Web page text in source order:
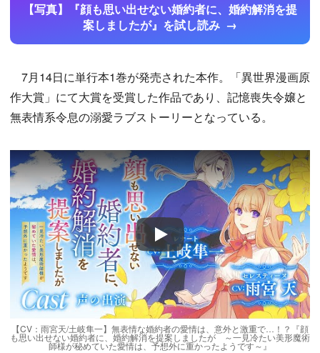
【写真】『顔も思い出せない婚約者に、婚約解消を提
案しましたが』を試し読み
7月14日に単行本1巻が発売された本作。「異世界漫画原
作大賞」にて大賞を受賞した作品であり、記憶喪失令嬢と
無表情系令息の溺愛ラブストーリーとなっている。
Play
【CV：雨宮天/土岐隼一】無表情な婚約者の愛情は、意外と激重で…！？『顔
も思い出せない婚約者に、婚約解消を提案しましたが ～一見冷たい美形魔術
師様が秘めていた愛情は、予想外に重かったようです～』